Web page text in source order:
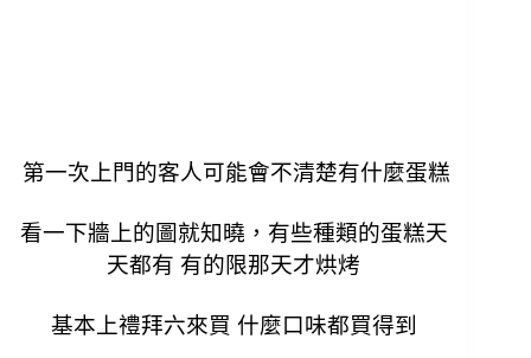
第一次上門的客人可能會不清楚有什麼蛋糕
看一下牆上的圖就知曉， 有些種類的蛋糕天
天都有 有的限那天才烘烤
基本上禮拜六來買 什麼口味都買得到